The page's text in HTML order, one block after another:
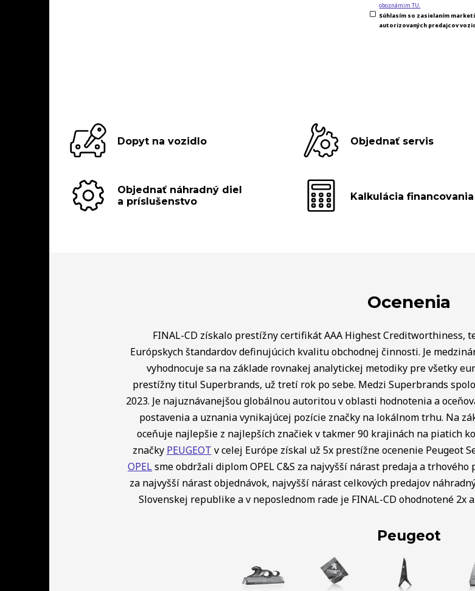
oboznámim TU.
Súhlasím so zasielaním
autorizovaných predajcov
Dopyt na vozidlo Objednať servis
Objednať náhradný diel
a príslušenstvo
Kalkulácia financovania
Ocenenia
FINAL-CD získalo prestížny certifikát AAA Highest Creditworthiness,
Európskych štandardov definujúcich kvalitu obchodnej činnosti. Je
vyhodnocuje sa na základe rovnakej analytickej metodiky pre všetky
prestížny titul Superbrands, už tretí rok po sebe. Medzi Superbrands
2023. Je najuznávanejšou globálnou autoritou v oblasti hodnotenia a
postavenia a uznania vynikajúcej pozície značky na lokálnom trhu. Na
oceňuje najlepšie z najlepších značiek v takmer 90 krajinách na piatich
značky PEUGEOT v celej Európe získal už 5x prestížne ocenenie Peugeot
OPELsme obdržali diplom OPEL C&S za najvyšší nárast predaja a
za najvyšší nárast objednávok, najvyšší nárast celkových predajov
Slovenskej republike a v neposlednom rade je FINAL-CD ohodnotené
Peugeot